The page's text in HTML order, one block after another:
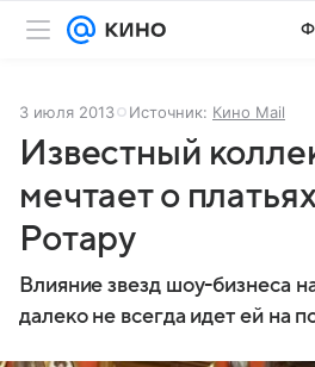
3 июля 2013 Источник: Кино Mail
Известный
мечтает о
Ротару
Влияние звезд шоу-бизнеса
далеко не всегда идет ей на